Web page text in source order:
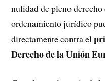
nulidad de pleno
ordenamiento jurídico
directamente contra el
Derecho de la Unión